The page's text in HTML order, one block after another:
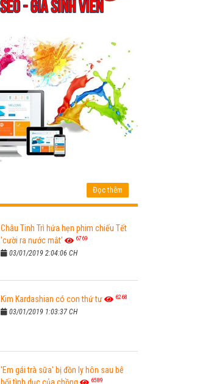
Đọc thêm
Châu Tinh Trì hứa hẹn phim chiếu Tết
'cười ra nước mắt'
6769
03/01/2019 2:04:06 CH
Kim Kardashian có con thứ tư 6268
03/01/2019 1:03:37 CH
'Em gái trà sữa' bị đồn ly hôn sau bê
6589